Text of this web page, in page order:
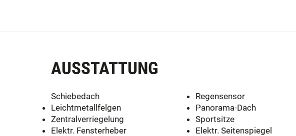
AUSSTATTUNG
Schiebedach
Leichtmetallfelgen
Zentralverriegelung
Elektr. Fensterheber
Regensensor
Panorama-Dach
Sportsitze
Elektr. Seitenspiegel